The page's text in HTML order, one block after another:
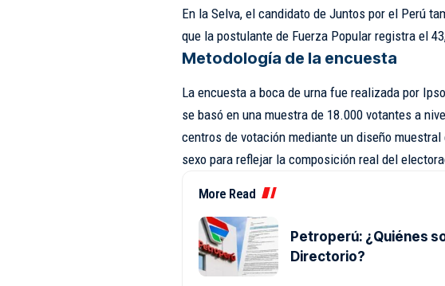
En la Selva, el candidato de Juntos por el Perú
que la postulante de Fuerza Popular registra el
Metodología de la encuesta
La encuesta a boca de urna fue realizada por
se basó en una muestra de 18.000 votantes a
centros de votación mediante un diseño
sexo para reflejar la composición real del
More Read
Petroperú: ¿Quiénes
Directorio?